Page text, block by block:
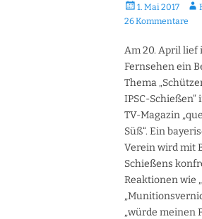
Veröffentlicht
am
1. Mai 2017
26 Kommentare
Am 20. April lief
Fernsehen ein
Thema
IPSC-
TV-Magazin
Süß“. Ein
Verein wird mit
Schießens
Reaktionen wie
„würde meinen